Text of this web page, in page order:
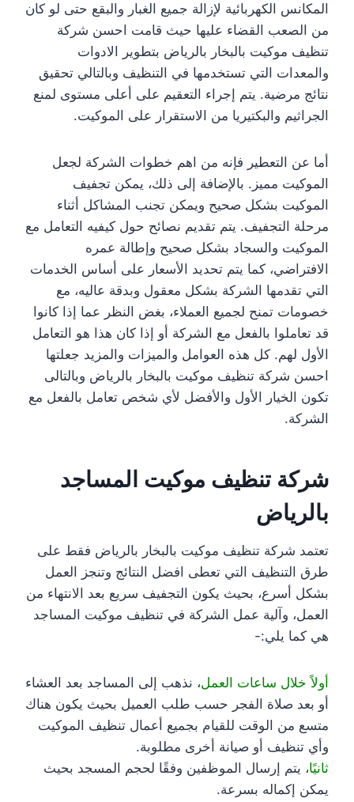
المكانس الكهربائية لإزالة جميع الغبار والبقع حتى لو كان
من الصعب القضاء عليها حيث قامت احسن شركة
تنظيف موكيت بالبخار بالرياض بتطوير الادوات
والمعدات التي تستخدمها في التنظيف وبالتالي تحقيق
نتائج مرضية. يتم إجراء التعقيم على أعلى مستوى لمنع
الجراثيم والبكتيريا من الاستقرار على الموكيت.
أما عن التعطير فإنه من اهم خطوات الشركة لجعل
الموكيت مميز. بالإضافة إلى ذلك، يمكن تجفيف
الموكيت بشكل صحيح ويمكن تجنب المشاكل أثناء
مرحلة التجفيف. يتم تقديم نصائح حول كيفيه التعامل مع
الموكيت والسجاد بشكل صحيح وإطالة عمره
الافتراضي، كما يتم تحديد الأسعار على أساس الخدمات
التي تقدمها الشركة بشكل معقول وبدقة عاليه، مع
خصومات تمنح لجميع العملاء، بغض النظر عما إذا كانوا
قد تعاملوا بالفعل مع الشركة أو إذا كان هذا هو التعامل
الأول لهم. كل هذه العوامل والميزات والمزيد جعلتها
احسن شركة تنظيف موكيت بالبخار بالرياض وبالتالى
تكون الخيار الأول والأفضل لأي شخص تعامل بالفعل مع
الشركة.
شركة تنظيف موكيت المساجد
بالرياض
تعتمد شركة تنظيف موكيت بالبخار بالرياض فقط على
طرق التنظيف التي تعطى افضل النتائج وتنجز العمل
بشكل أسرع، بحيث يكون التجفيف سريع بعد الانتهاء من
العمل، وآلية عمل الشركة في تنظيف موكيت المساجد
هي كما يلي:-
أولاً خلال ساعات العمل، نذهب إلى المساجد بعد العشاء
أو بعد صلاة الفجر حسب طلب العميل بحيث يكون هناك
متسع من الوقت للقيام بجميع أعمال تنظيف الموكيت
وأي تنظيف أو صيانة أخرى مطلوبة.
ثانيًا، يتم إرسال الموظفين وفقًا لحجم المسجد بحيث
يمكن إكماله بسرعة.